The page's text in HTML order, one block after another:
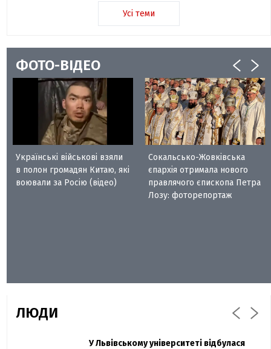
Усі теми
ФОТО-ВІДЕО
Українські військові взяли
в полон громадян Китаю, які
воювали за Росію (відео)
Сокальсько-Жовківська
єпархія отримала нового
правлячого єпископа Петра
Лозу: фоторепортаж
ЛЮДИ
Павло Дак
Захисник "Азовсталі" Діанов вдруге
У Львівському університеті відбулася